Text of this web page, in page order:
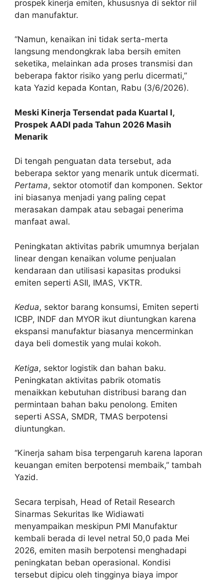
prospek kinerja emiten, khususnya di sektor riil
dan manufaktur.
“Namun, kenaikan ini tidak serta-merta
langsung mendongkrak laba bersih emiten
seketika, melainkan ada proses transmisi dan
beberapa faktor risiko yang perlu dicermati,”
kata Yazid kepada Kontan, Rabu (3/6/2026).
Meski Kinerja Tersendat pada Kuartal I,
Prospek AADI pada Tahun 2026 Masih
Menarik
Di tengah penguatan data tersebut, ada
beberapa sektor yang menarik untuk dicermati.
Pertama, sektor otomotif dan komponen. Sektor
ini biasanya menjadi yang paling cepat
merasakan dampak atau sebagai penerima
manfaat awal.
Peningkatan aktivitas pabrik umumnya berjalan
linear dengan kenaikan volume penjualan
kendaraan dan utilisasi kapasitas produksi
emiten seperti ASII, IMAS, VKTR.
Kedua, sektor barang konsumsi, Emiten seperti
ICBP, INDF dan MYOR ikut diuntungkan karena
ekspansi manufaktur biasanya mencerminkan
daya beli domestik yang mulai kokoh.
Ketiga, sektor logistik dan bahan baku.
Peningkatan aktivitas pabrik otomatis
menaikkan kebutuhan distribusi barang dan
permintaan bahan baku penolong. Emiten
seperti ASSA, SMDR, TMAS berpotensi
diuntungkan.
“Kinerja saham bisa terpengaruh karena laporan
keuangan emiten berpotensi membaik,” tambah
Yazid.
Secara terpisah, Head of Retail Research
Sinarmas Sekuritas Ike Widiawati
menyampaikan meskipun PMI Manufaktur
kembali berada di level netral 50,0 pada Mei
2026, emiten masih berpotensi menghadapi
peningkatan beban operasional. Kondisi
tersebut dipicu oleh tingginya biaya impor